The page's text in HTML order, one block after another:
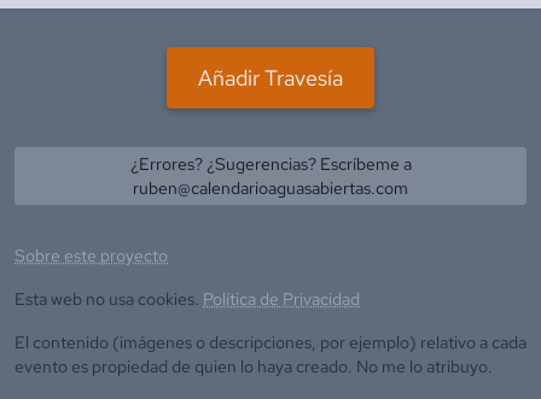
Añadir Travesía
¿Errores? ¿Sugerencias? Escríbeme a
ruben@calendarioaguasabiertas.com
Sobre este proyecto
Esta web no usa cookies. Política de Privacidad
El contenido (imágenes o descripciones, por ejemplo) relativo a cada
evento es propiedad de quien lo haya creado. No me lo atribuyo.